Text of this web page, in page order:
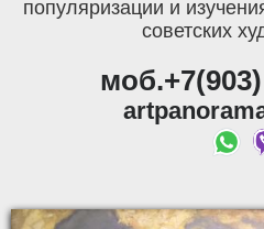
популяризации и
советских